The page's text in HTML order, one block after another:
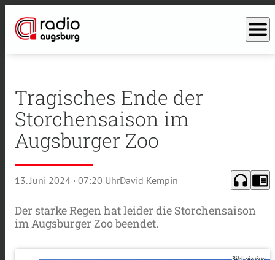
menu
Tragisches Ende der
Storchensaison im
Augsburger Zoo
13. Juni 2024 · 07:20 UhrDavid Kempin headphones chrome_reader_mode
Der starke Regen hat leider die Storchensaison
im Augsburger Zoo beendet.
Bild: pixabay